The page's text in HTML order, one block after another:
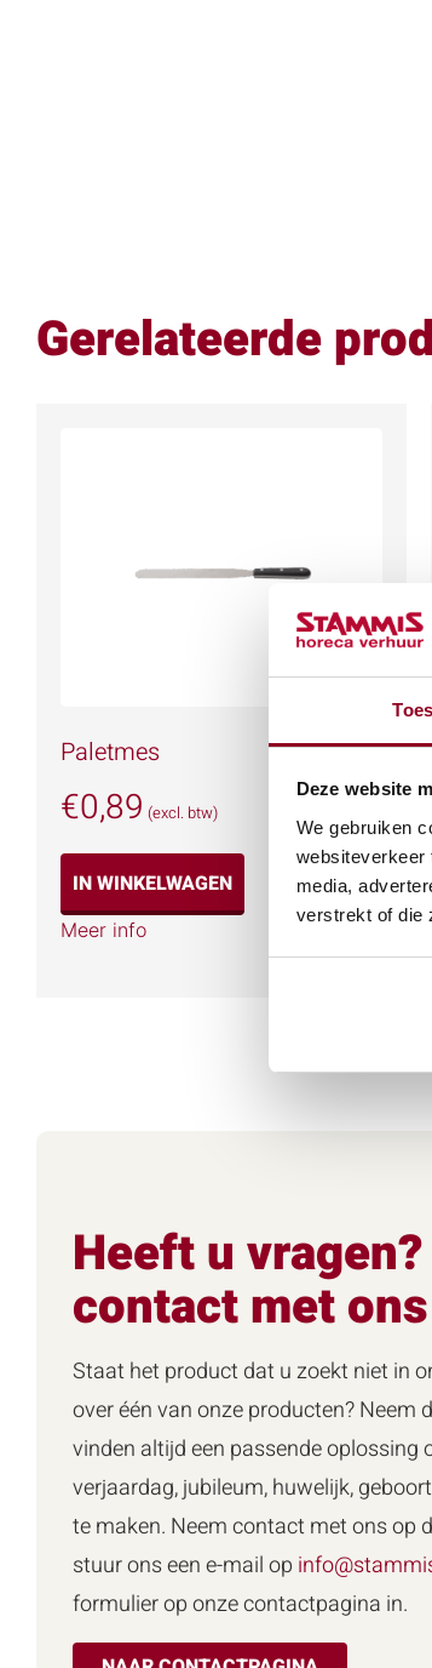
Deze website
We gebruiken
websiteverkeer
media,
verstrekt of die
Gerelateerde
Paletmes
€0,89 (excl. btw)
IN WINKELWAGEN
Meer info
Heeft u
contact met
Staat het product dat u zoekt niet in
over één van onze producten?
vinden altijd een passende oplossing
verjaardag, jubileum, huwelijk,
te maken. Neem contact met ons op
stuur ons een e-mail op
formulier op onze contactpagina in.